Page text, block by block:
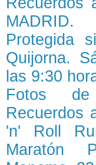
Protegida
Quijorna.
las 9:30
Fotos de
Recuerdos
'n' Roll
Maratón